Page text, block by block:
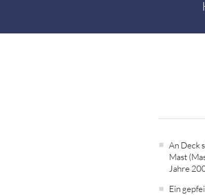
An Deck
Mast
Jahre
Ein